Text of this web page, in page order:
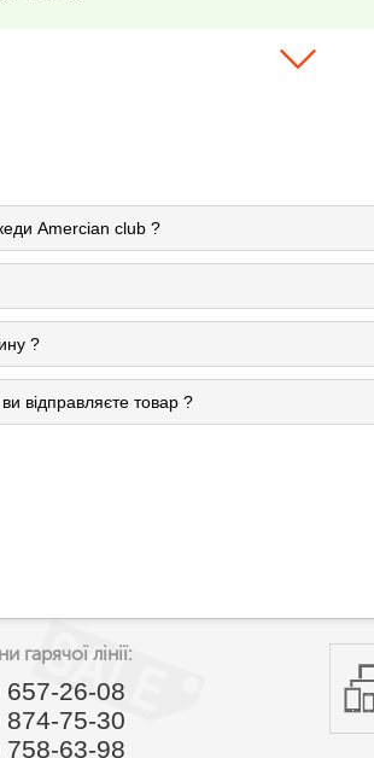
Amercian club ?
?
відправляєте товар ?
гарячої лінії:
657-26-08
874-75-30
758-63-98